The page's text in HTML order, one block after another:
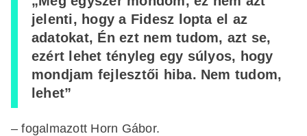
jelenti, hogy a Fidesz lopta el az
adatokat, Én ezt nem tudom, azt se,
ezért lehet tényleg egy súlyos, hogy
mondjam fejlesztői hiba. Nem tudom,
lehet”
– fogalmazott Horn Gábor.